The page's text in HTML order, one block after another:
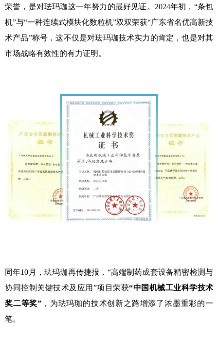
荣誉，是对珐玛珈这一年努力的最好见证。2024年初，“条包
机”与“一种连续式模块化数粒机”双双荣获“广东省名优高新技
术产品”称号，这不仅是对珐玛珈技术实力的肯定，也是对其
市场战略有效性的有力证明。
同年10月，珐玛珈再传捷报，“高端制药成套设备精密检测与
协同控制关键技术及应用”项目荣获“中国机械工业科学技术
奖二等奖” ，为珐玛珈的技术创新之路增添了浓墨重彩的一
笔。